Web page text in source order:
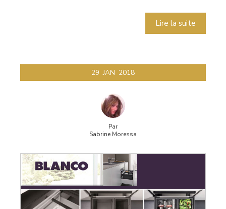
Lire la suite
29 JAN 2018
Par
Sabrine Moressa